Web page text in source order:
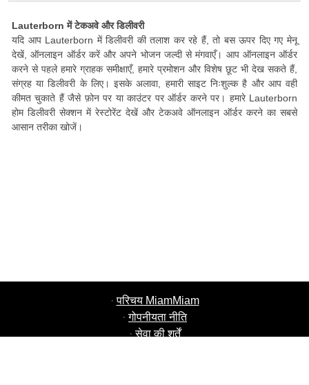
Lauterborn में टेकअवे और डिलीवरी
यदि आप Lauterborn में डिलीवरी की तलाश कर रहे हैं, तो बस ऊपर दिए गए मेनू
देखें, ऑनलाइन ऑर्डर करें और अपने भोजन जल्दी से मंगवाएँ। आप ऑनलाइन ऑर्डर
करने से पहले हमारे ग्राहक समीक्षाएँ, हमारे प्रमोशन और विशेष छूट भी देख सकते हैं,
संग्रह या डिलीवरी के लिए। इसके अलावा, हमारी साइट निःशुल्क है और आप वही
कीमत चुकाते हैं जैसे फ़ोन पर या काउंटर पर ऑर्डर करने पर। हमारे Lauterborn
होम डिलीवरी सेक्शन में रेस्टोरेंट देखें और टेकअवे ऑनलाइन ऑर्डर करने का सबसे
आसान तरीका खोजें।
·परिचय MiamMiam
·गोपनीयता नीति
·सेवा की शर्तें